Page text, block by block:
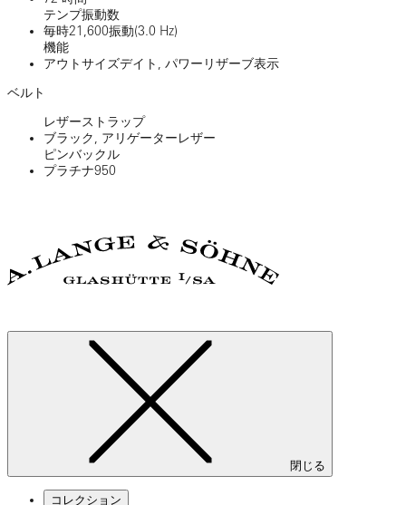
テンプ振動数
毎時21,600振動(3.0 Hz)
機能
アウトサイズデイト, パワーリザーブ表示
ベルト
レザーストラップ
ブラック, アリゲーターレザー
ピンバックル
プラチナ950
閉じる
コレクション